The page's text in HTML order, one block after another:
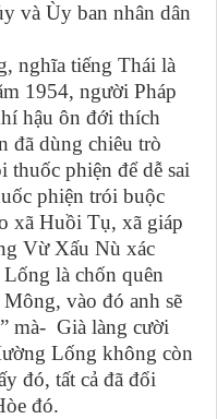
và Ùy ban nhân dân
nghĩa tiếng Thái là
1954, người Pháp
hậu ôn đới thích
đã dùng chiêu trò
phiện để dễ sai
phiện trói buộc
xã Huồi Tụ, xã giáp
Vừ Xấu Nù xác
là chốn quên
vào đó anh sẽ
mà- Già làng cười
Lống không còn
đó, tất cả đã đổi
đó.